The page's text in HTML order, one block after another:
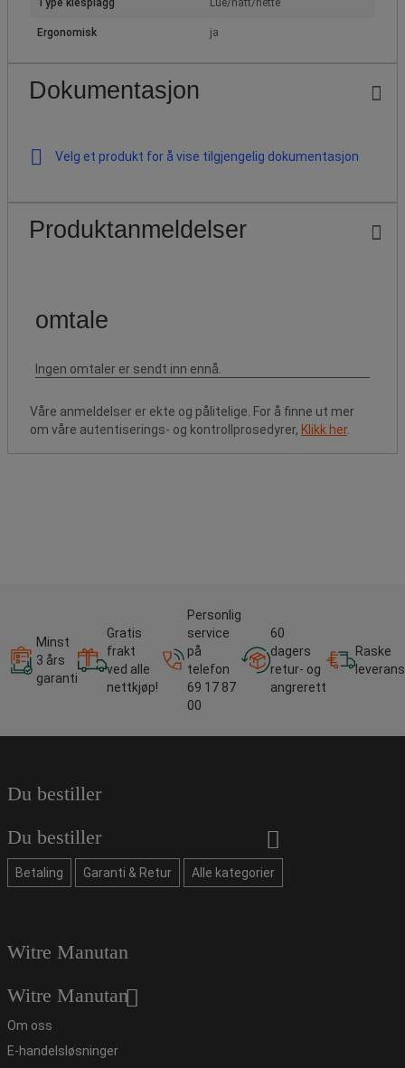
Type klesplagg Lue/hatt/hette
Ergonomisk ja
Dokumentasjon
Velg et produkt for å vise tilgjengelig dokumentasjon
Produktanmeldelser
Våre anmeldelser er ekte og pålitelige. For å finne ut mer
om våre autentiserings- og kontrollprosedyrer, Klikk her.
Minst
3 års
garanti
Gratis
frakt
ved alle
nettkjøp!
Personlig
service
på
telefon
69 17 87
00
60
dagers
retur- og
angrerett
Raske
Du bestiller
Du bestiller
Betaling Garanti & Retur Alle kategorier
Witre Manutan
Witre Manutan
Om oss
E-handelsløsninger